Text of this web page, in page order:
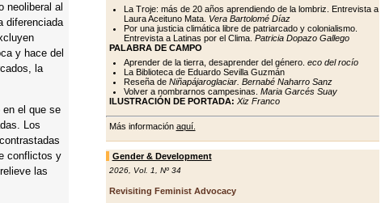
La Troje: más de 20 años aprendiendo de la lombriz. Entrevista a
Laura Aceituno Mata. Vera Bartolomé Díaz
Por una justicia climática libre de patriarcado y colonialismo.
Entrevista a Latinas por el Clima. Patricia Dopazo Gallego
PALABRA DE CAMPO
Aprender de la tierra, desaprender del género. eco del rocío
La Biblioteca de Eduardo Sevilla Guzmán
Reseña de Niñapájaroglaciar. Bernabé Naharro Sanz
Volver a nombrarnos campesinas. Maria Garcés Suay
ILUSTRACIÓN DE PORTADA: Xiz Franco
Más información aquí.
Gender & Development
2026, Vol. 1 Nº 34
Revisiting Feminist Advocacy
neoliberal al
diferenciada
y hace del
la
en el que se
Los
conflictos y
las